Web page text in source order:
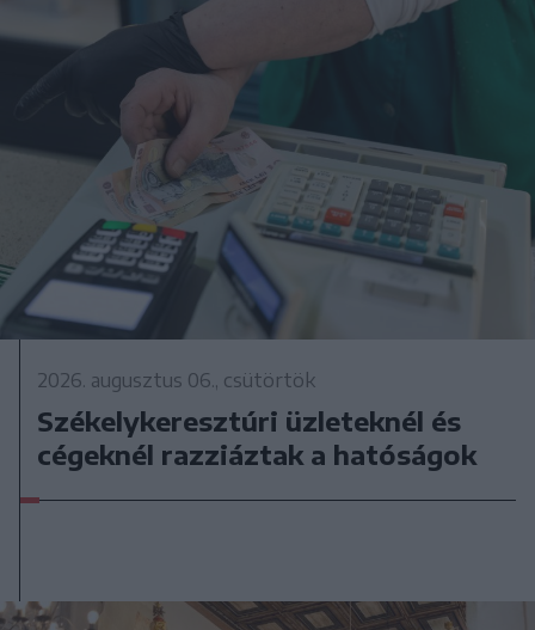
2026. augusztus 06., csütörtök
Székelykeresztúri üzleteknél és
cégeknél razziáztak a hatóságok